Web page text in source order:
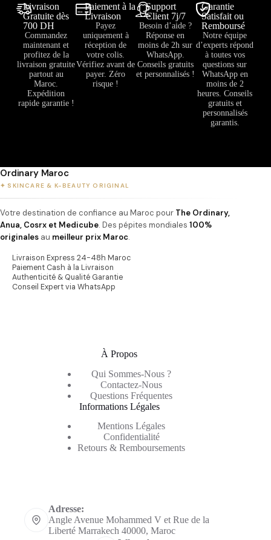
Livraison
Gratuite dès
700 DH
Commandez
maintenant et
profitez de la
livraison gratuite
partout au
Maroc.
Expédition
rapide garantie !
Paiement à la
Livraison
Payez
uniquement à
réception de
votre colis.
Vérifiez avant de
payer. Zéro
risque !
Support
Client 7j/7
Besoin d’aide ?
Réponse en
moins de 2h sur
WhatsApp.
Conseils gratuits
et personnalisés !
Garantie
Satisfait ou
Remboursé
Notre équipe
d’experts répond
à toutes vos
questions sur
WhatsApp en
moins de 2
heures. Conseils
gratuits et
personnalisés
garantis.
Ordinary Maroc
✦ SKINCARE & K-BEAUTY ORIGINAL
Votre destination de confiance au Maroc pour The Ordinary,
Anua, Cosrx et Medicube. Des pépites mondiales 100%
originales au meilleur prix Maroc.
Livraison Express 24-48h Maroc
Paiement Cash à la Livraison
Authenticité & Qualité Garantie
Conseil Expert via WhatsApp
À Propos
Qui Sommes-Nous ?
Contactez-Nous
Questions Fréquentes
Informations Légales
Mentions Légales
Confidentialité
Retours & Remboursements
Adresse:
Angle Avenue Mohammed V et Rue de la
Liberté Marrakech 40000, Maroc